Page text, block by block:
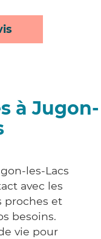
à Jugon-
les-Lacs
avec les
proches et
besoins.
vie pour